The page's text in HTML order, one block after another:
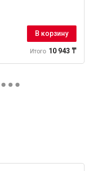
В корзину
Итого 10 943 ₸
и сада